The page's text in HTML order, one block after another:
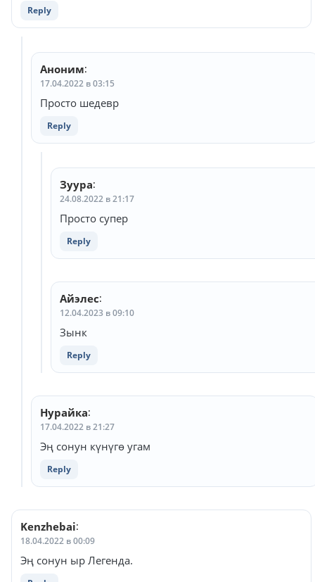
Reply
Аноним:
17.04.2022 в 03:15
Просто шедевр
Reply
Зуура:
24.08.2022 в 21:17
Просто супер
Reply
Айэлес:
12.04.2023 в 09:10
Зынк
Reply
Нурайка:
17.04.2022 в 21:27
Эң сонун күнүгө угам
Reply
Kenzhebai:
18.04.2022 в 00:09
Эң сонун ыр Легенда.